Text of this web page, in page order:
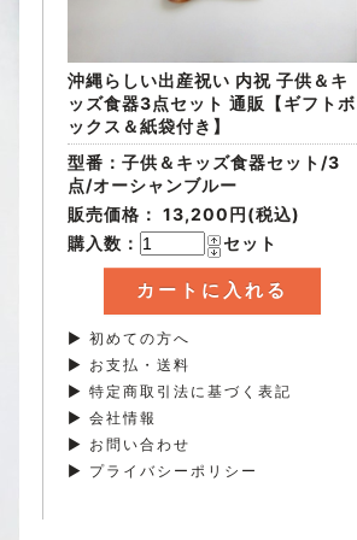
沖縄らしい出産祝い 内祝 子供＆キ
ッズ食器3点セット 通販【ギフトボ
ックス＆紙袋付き】
型番：子供＆キッズ食器セット/3
点/オーシャンブルー
販売価格： 13,200円(税込)
購入数：
セット
▶ 初めての方へ
▶ お支払・送料
▶ 特定商取引法に基づく表記
▶ 会社情報
▶ お問い合わせ
▶ プライバシーポリシー